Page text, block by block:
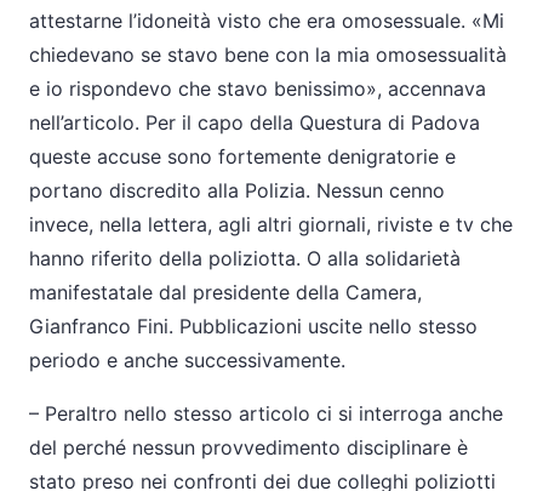
attestarne l’idoneità visto che era omosessuale. «Mi
chiedevano se stavo bene con la mia omosessualità
e io rispondevo che stavo benissimo», accennava
nell’articolo. Per il capo della Questura di Padova
queste accuse sono fortemente denigratorie e
portano discredito alla Polizia. Nessun cenno
invece, nella lettera, agli altri giornali, riviste e tv che
hanno riferito della poliziotta. O alla solidarietà
manifestatale dal presidente della Camera,
Gianfranco Fini. Pubblicazioni uscite nello stesso
periodo e anche successivamente.
– Peraltro nello stesso articolo ci si interroga anche
del perché nessun provvedimento disciplinare è
stato preso nei confronti dei due colleghi poliziotti